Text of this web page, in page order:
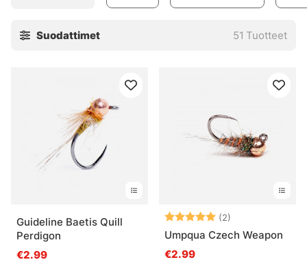
Suodattimet 51 Tuotteet
Guideline Baetis Quill
Perdigon
€2.99
Arvio: (2)
Umpqua Czech Weapon
€2.99